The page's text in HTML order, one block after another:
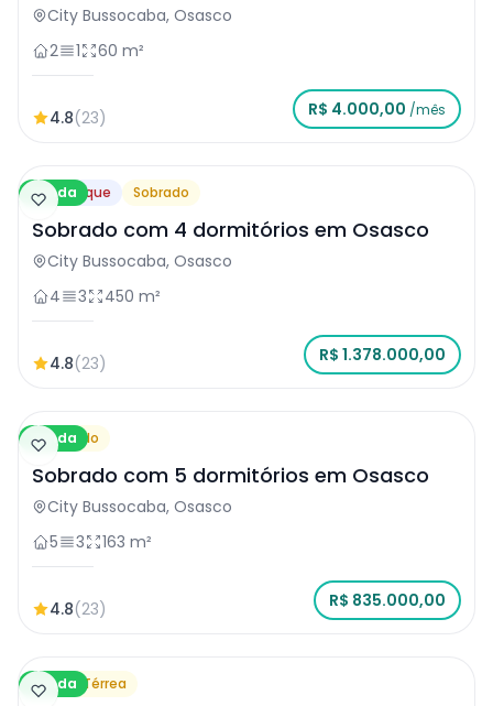
Osasco
City Bussocaba, Osasco
2
1 60 m²
4.8(23) R$ 4.000,00 /mês
Venda
Destaque Sobrado
Sobrado com 4 dormitórios em Osasco
City Bussocaba, Osasco
4
3 450 m²
4.8(23) R$ 1.378.000,00
Venda
Sobrado
Sobrado com 5 dormitórios em Osasco
City Bussocaba, Osasco
5
3 163 m²
4.8(23) R$ 835.000,00
Venda
Casa Térrea